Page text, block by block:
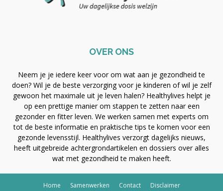
OVER ONS
Neem je je iedere keer voor om wat aan je gezondheid te
doen? Wil je de beste verzorging voor je kinderen of wil je zelf
gewoon het maximale uit je leven halen? Healthylives helpt je
op een prettige manier om stappen te zetten naar een
gezonder en fitter leven. We werken samen met experts om
tot de beste informatie en praktische tips te komen voor een
gezonde levensstijl. Healthylives verzorgt dagelijks nieuws,
heeft uitgebreide achtergrondartikelen en dossiers over alles
wat met gezondheid te maken heeft.
Home Samenwerken Contact Disclaimer